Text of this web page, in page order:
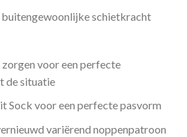
schietkracht
zorgen voor een perfecte
de situatie
Sock voor een perfecte pasvorm
variërend noppenpatroon